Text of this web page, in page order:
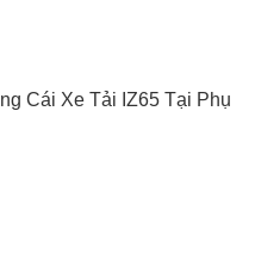
Cái Xe Tải IZ65 Tại Phụ